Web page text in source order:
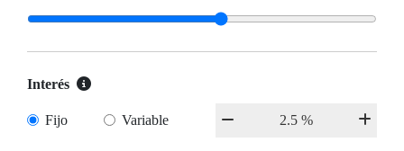
Interés
Fijo Variable